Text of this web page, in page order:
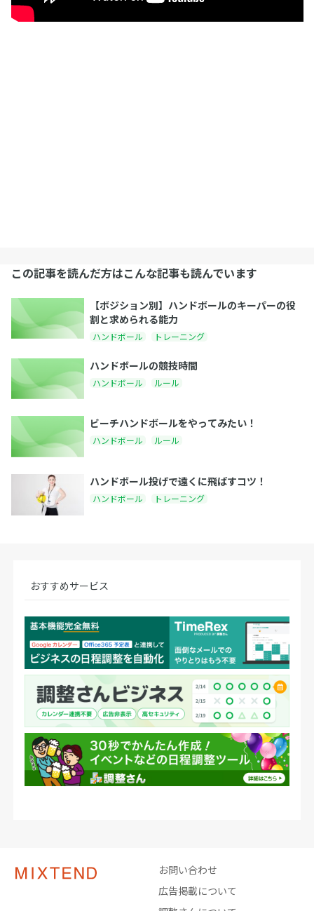
この記事を読んだ方はこんな記事も読んでいます
【ボジション別】ハンドボールのキーパーの役
割と求められる能力
ハンドボール トレーニング
ハンドボールの競技時間
ハンドボール ルール
ビーチハンドボールをやってみたい！
ハンドボール ルール
ハンドボール投げで遠くに飛ばすコツ！
ハンドボール トレーニング
おすすめサービス
お問い合わせ
広告掲載について